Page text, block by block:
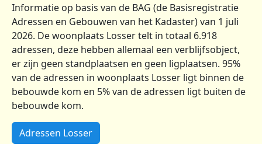
Informatie op basis van de BAG (de Basisregistratie
Adressen en Gebouwen van het Kadaster) van 1 juli
2026. De woonplaats Losser telt in totaal 6.918
adressen, deze hebben allemaal een verblijfsobject,
er zijn geen standplaatsen en geen ligplaatsen. 95%
van de adressen in woonplaats Losser ligt binnen de
bebouwde kom en 5% van de adressen ligt buiten de
bebouwde kom.
Adressen Losser